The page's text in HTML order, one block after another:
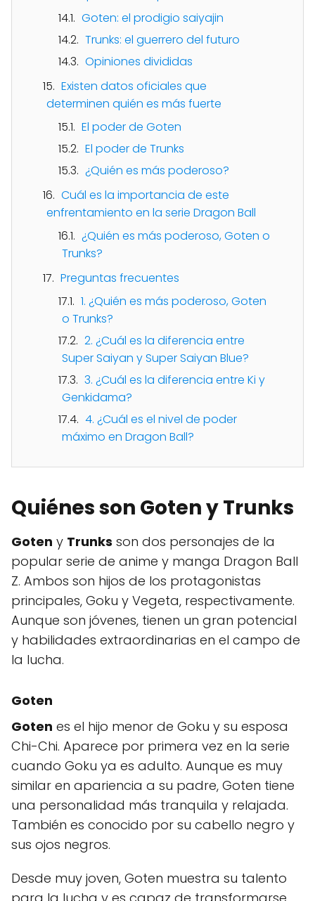
Goten: el prodigio saiyajin
Trunks: el guerrero del futuro
Opiniones divididas
Existen datos oficiales que
determinen quién es más fuerte
El poder de Goten
El poder de Trunks
¿Quién es más poderoso?
Cuál es la importancia de este
enfrentamiento en la serie Dragon Ball
¿Quién es más poderoso, Goten o
Trunks?
Preguntas frecuentes
1. ¿Quién es más poderoso, Goten
o Trunks?
2. ¿Cuál es la diferencia entre
Super Saiyan y Super Saiyan Blue?
3. ¿Cuál es la diferencia entre Ki y
Genkidama?
4. ¿Cuál es el nivel de poder
máximo en Dragon Ball?
Quiénes son Goten y Trunks
Goten y Trunks son dos personajes de la
popular serie de anime y manga Dragon Ball
Z. Ambos son hijos de los protagonistas
principales, Goku y Vegeta, respectivamente.
Aunque son jóvenes, tienen un gran potencial
y habilidades extraordinarias en el campo de
la lucha.
Goten
Goten es el hijo menor de Goku y su esposa
Chi-Chi. Aparece por primera vez en la serie
cuando Goku ya es adulto. Aunque es muy
similar en apariencia a su padre, Goten tiene
una personalidad más tranquila y relajada.
También es conocido por su cabello negro y
sus ojos negros.
Desde muy joven, Goten muestra su talento